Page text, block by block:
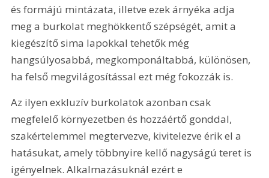
és formájú mintázata, illetve ezek árnyéka adja
meg a burkolat meghökkentő szépségét, amit a
kiegészítő sima lapokkal tehetők még
hangsúlyosabbá, megkomponáltabbá, különösen,
ha felső megvilágosítással ezt még fokozzák is.
Az ilyen exkluzív burkolatok azonban csak
megfelelő környezetben és hozzáértő gonddal,
szakértelemmel megtervezve, kivitelezve érik el a
hatásukat, amely többnyire kellő nagyságú teret is
igényelnek. Alkalmazásuknál ezért e